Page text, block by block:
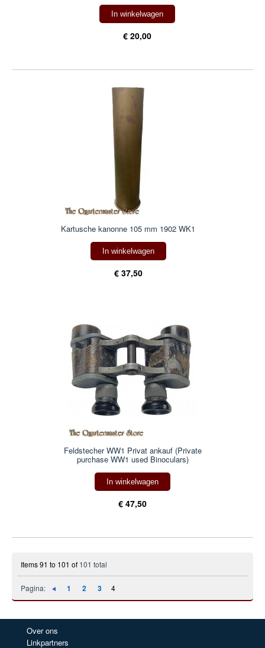
In winkelwagen
€ 20,00
Kartusche kanonne 105 mm 1902 WK1
In winkelwagen
€ 37,50
Feldstecher WW1 Privat ankauf (Private
purchase WW1 used Binoculars)
In winkelwagen
€ 47,50
Items 91 to 101 of 101 total
Pagina: 1 2 3 4
Over ons
Linkpartners